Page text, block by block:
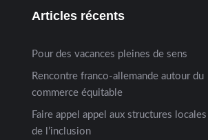
Articles récents
Pour des vacances pleines de sens
Rencontre franco-allemande autour du
commerce équitable
Faire appel appel aux structures locales
de l’inclusion